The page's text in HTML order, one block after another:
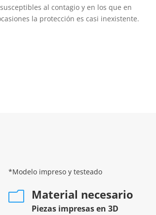
al contagio y en los que en
la protección es casi inexistente.
*Modelo impreso y testeado
m Material necesario
Piezas impresas en 3D